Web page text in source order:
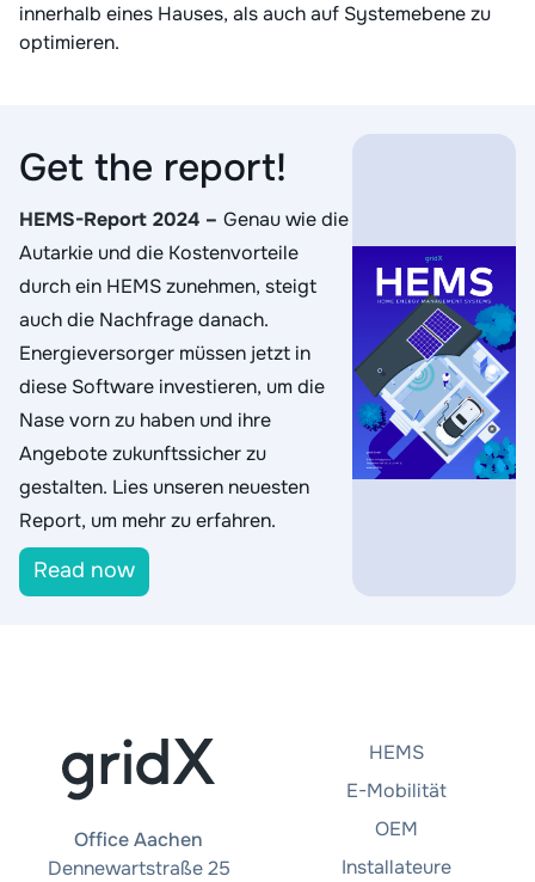
innerhalb eines Hauses, als auch auf Systemebene zu
optimieren.
Get the report!
HEMS-Report 2024 – Genau wie die
Autarkie und die Kostenvorteile
durch ein HEMS zunehmen, steigt
auch die Nachfrage danach.
Energieversorger müssen jetzt in
diese Software investieren, um die
Nase vorn zu haben und ihre
Angebote zukunftssicher zu
gestalten. Lies unseren neuesten
Report, um mehr zu erfahren.
Read now
Office Aachen
Dennewartstraße 25
HEMS
E-Mobilität
OEM
Installateure